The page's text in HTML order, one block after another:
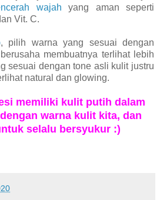
wajah yang aman seperti
Vit. C.
, pilih warna yang sesuai dengan
membuatnya terlihat lebih
sesuai dengan tone asli kulit justru
natural dan glowing.
memiliki kulit putih dalam
warna kulit kita, dan
selalu bersyukur :)